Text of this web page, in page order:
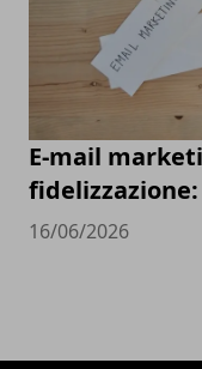
E-mail
16/06/2026